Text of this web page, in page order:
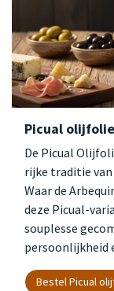
Picual olijfolie
De Picual
rijke traditie van
Waar de
deze Picual-
souplesse
persoonlijkheid
Bestel Picual